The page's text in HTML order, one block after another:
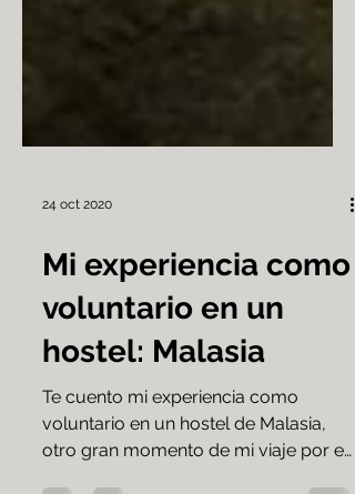
24 oct 2020
Mi experiencia como
voluntario en un
hostel: Malasia
Te cuento mi experiencia como